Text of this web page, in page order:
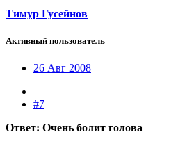
Тимур Гусейнов
Активный пользователь
26 Авг 2008
#7
Ответ: Очень болит голова